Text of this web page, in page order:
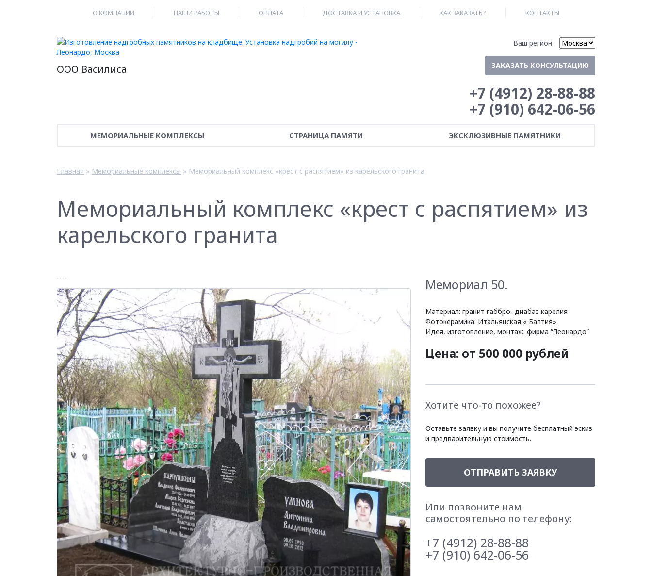
О КОМПАНИИ НАШИ РАБОТЫ ОПЛАТА ДОСТАВКА И УСТАНОВКА КАК ЗАКАЗАТЬ? КОНТАКТЫ
ООО Василиса
Ваш регион
ЗАКАЗАТЬ КОНСУЛЬТАЦИЮ
+7 (4912) 28-88-88
+7 (910) 642-06-56
МЕМОРИАЛЬНЫЕ КОМПЛЕКСЫ СТРАНИЦА ПАМЯТИ ЭКСКЛЮЗИВНЫЕ ПАМЯТНИКИ
Главная » Мемориальные комплексы » Мемориальный комплекс «крест с распятием» из карельского гранита
Мемориальный комплекс «крест с распятием» из
карельского гранита
Мемориал 50.
Материал: гранит габбро- диабаз карелия
Фотокерамика: Итальянская « Балтия»
Идея, изготовление, монтаж: фирма “Леонардо”
Цена: от 500 000 рублей
Хотите что-то похожее?
Оставьте заявку и вы получите бесплатный эскиз
и предварительную стоимость.
ОТПРАВИТЬ ЗАЯВКУ
Или позвоните нам
самостоятельно по телефону:
+7 (4912) 28-88-88
+7 (910) 642-06-56